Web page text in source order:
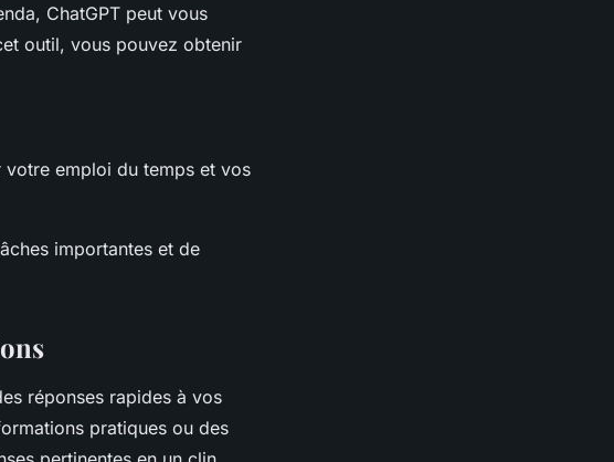
ChatGPT peut vous
outil, vous pouvez obtenir
emploi du temps et vos
importantes et de
réponses rapides à vos
pratiques ou des